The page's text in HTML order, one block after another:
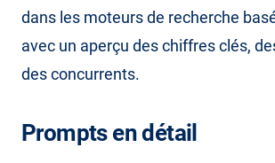
dans les moteurs de recherche
avec un aperçu des chiffres clés,
des concurrents.
Prompts en détail